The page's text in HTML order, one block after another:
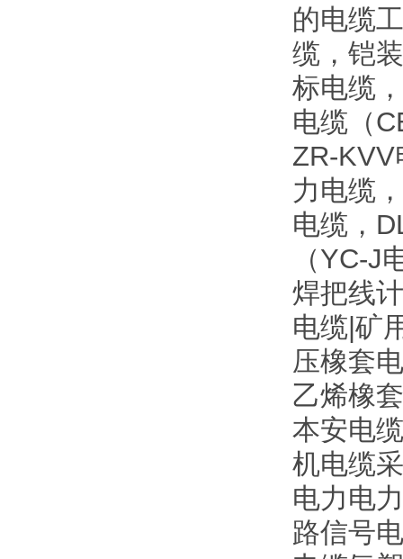
的电缆
缆，铠
标电缆
电缆（
ZR-
力电缆
电缆，
（YC-
焊把线
电缆|矿
压橡套
乙烯橡
本安电
机电缆
电力电
路信号